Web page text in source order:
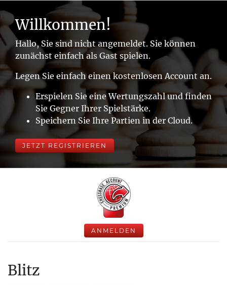
Willkommen!
Hallo, Sie sind nicht angemeldet. Sie können
zunächst einfach als Gast spielen.
Legen Sie einfach einen kostenlosen Account an.
Erspielen Sie eine Wertungszahl und finden
Sie Gegner Ihrer Spielstärke.
Speichern Sie Ihre Partien in der Cloud.
JETZT REGISTRIEREN
ANMELDEN
Blitz